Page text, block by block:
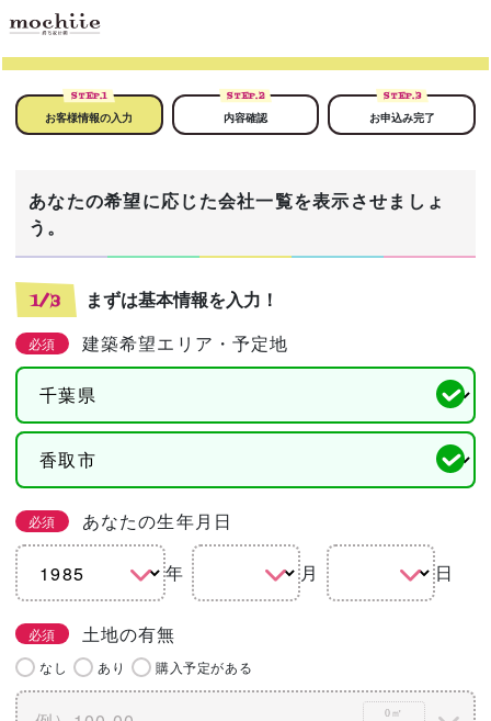
STEP.1
お客様情報の入力
STEP.2
内容確認
STEP.3
お申込み完了
あなたの希望に応じた会社一覧を表示させましょ
う。
1/3 まずは基本情報を入力！
必須 建築希望エリア・予定地
必須 あなたの生年月日
年 月 日
必須 土地の有無
なし あり 購入予定がある
0㎡